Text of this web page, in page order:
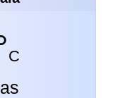
C